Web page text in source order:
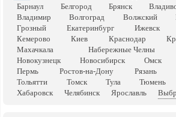
Барнаул
Белгород Брянск
Владимир
Волгоград Волжский
Грозный
Екатеринбург Ижевск
Кемерово
Киев Краснодар
Махачкала
Набережные Челны
Новокузнецк
Новосибирск Омск
Пермь
Ростов-на-Дону Рязань
Тольятти
Томск Тула Тюмень
Хабаровск
Челябинск Ярославль